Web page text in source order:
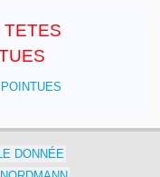
TETES
DONNÉE